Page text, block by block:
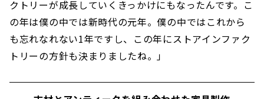
クトリーが成長していくきっかけにもなったんです。こ
の年は僕の中では新時代の元年。僕の中ではこれから
も忘れなれない1年ですし、この年にストアインファク
トリーの方針も決まりましたね。」